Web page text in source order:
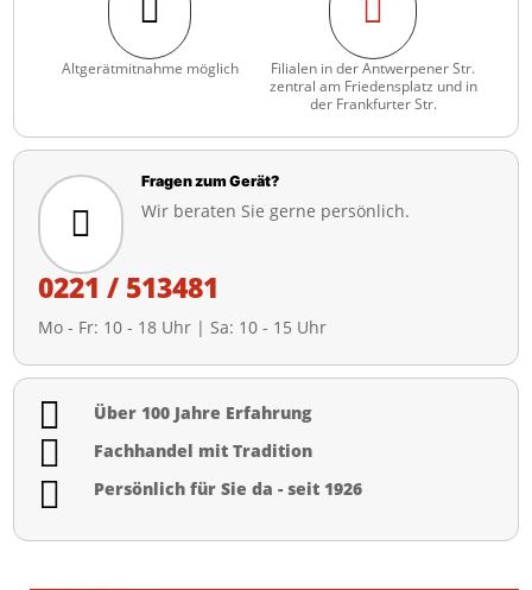

Altgerätmitnahme möglich

Filialen in der Antwerpener Str.
zentral am Friedensplatz und in
der Frankfurter Str.

Fragen zum Gerät?
Wir beraten Sie gerne persönlich.
0221 / 513481
Mo - Fr: 10 - 18 Uhr | Sa: 10 - 15 Uhr
 Über 100 Jahre Erfahrung
 Fachhandel mit Tradition
 Persönlich für Sie da - seit 1926